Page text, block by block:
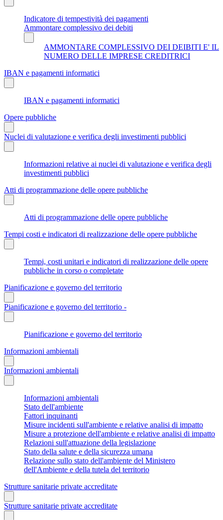
Indicatore di tempestività dei pagamenti
Ammontare complessivo dei debiti
AMMONTARE COMPLESSIVO DEI DEIBITI E' IL
NUMERO DELLE IMPRESE CREDITRICI
IBAN e pagamenti informatici
IBAN e pagamenti informatici
Opere pubbliche
Nuclei di valutazione e verifica degli investimenti pubblici
Informazioni relative ai nuclei di valutazione e verifica degli
investimenti pubblici
Atti di programmazione delle opere pubbliche
Atti di programmazione delle opere pubbliche
Tempi costi e indicatori di realizzazione delle opere pubbliche
Tempi, costi unitari e indicatori di realizzazione delle opere
pubbliche in corso o completate
Pianificazione e governo del territorio
Pianificazione e governo del territorio -
Pianificazione e governo del territorio
Informazioni ambientali
Informazioni ambientali
Informazioni ambientali
Stato dell'ambiente
Fattori inquinanti
Misure incidenti sull'ambiente e relative analisi di impatto
Misure a protezione dell'ambiente e relative analisi di impatto
Relazioni sull'attuazione della legislazione
Stato della salute e della sicurezza umana
Relazione sullo stato dell'ambiente del Ministero
dell'Ambiente e della tutela del territorio
Strutture sanitarie private accreditate
Strutture sanitarie private accreditate